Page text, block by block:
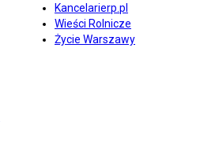
Kancelarierp.pl
Wieści Rolnicze
Życie Warszawy